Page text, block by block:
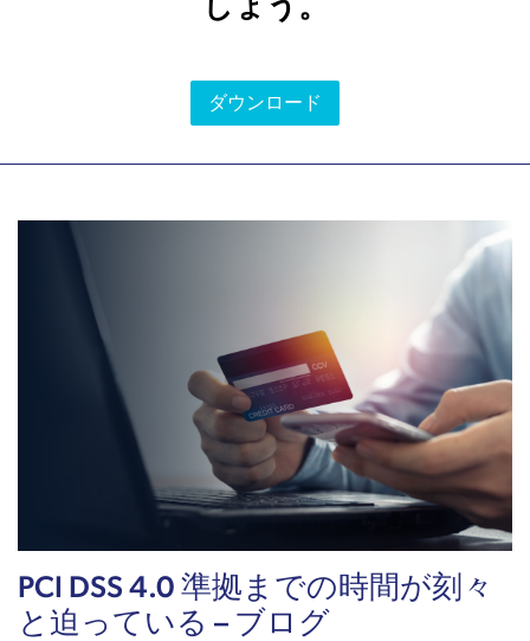
ダウンロード
PCI DSS 4.0 準拠までの時間が刻々
と迫っている – ブログ